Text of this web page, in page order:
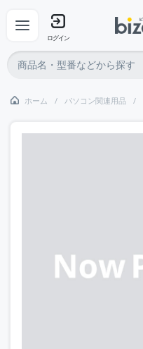
ログイン
ホーム パソコン関連用品